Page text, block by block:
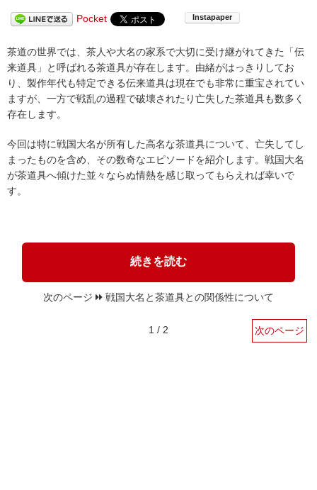
Pocket
茶道の世界では、茶人や大名の家系で大切に受け継がれてきた「伝
来道具」と呼ばれる茶道具が存在します。由緒がはっきりしてお
り、製作年代も特定できる伝来道具は現在でも非常に重宝されてい
ますが、一方で戦乱の過程で破壊されたり亡失した茶道具も数多く
存在します。
今回は特に戦国大名が所有した高名な茶道具について、亡失してし
まったものを含め、その数奇なエピソードを紹介します。戦国大名
が茶道具へ傾けた並々ならぬ情熱を感じ取ってもらえれば幸いで
す。
続きを読む
次のページ 戦国大名と茶道具との関係性について
1 / 2 次のページ